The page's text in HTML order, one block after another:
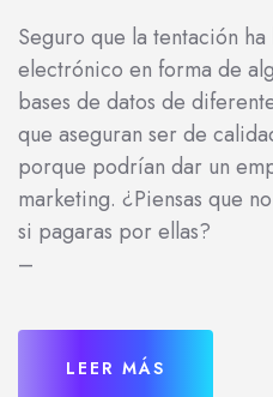
Seguro que la tentación
electrónico en forma de
bases de datos de
que aseguran ser de
porque podrían dar un
marketing. ¿Piensas que
si pagaras por ellas?
–
LEER MÁS